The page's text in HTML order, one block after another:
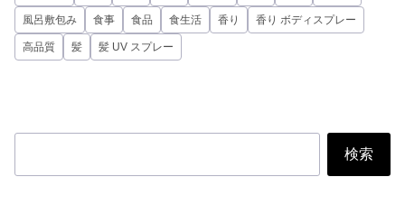
風呂敷包み 食事 食品 食生活 香り 香り ボディスプレー
高品質 髪 髪 UV スプレー